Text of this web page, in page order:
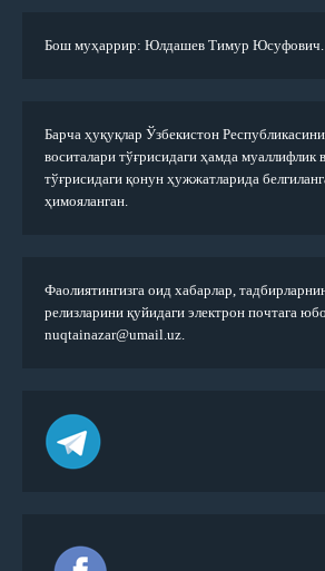
Бош муҳаррир: Юлдашев Тимур Юсуфович.
Барча ҳуқуқлар Ўзбекистон
воситалари тўғрисидаги ҳамда муаллифлик
тўғрисидаги қонун ҳужжатларида
ҳимояланган.
Фаолиятингизга оид хабарлар,
релизларини қуйидаги электрон почтага
nuqtainazar@umail.uz.